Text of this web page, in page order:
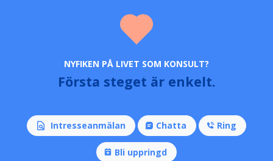
NYFIKEN PÅ LIVET SOM KONSULT?
Första steget är enkelt.
Intresseanmälan Chatta Ring
Bli uppringd